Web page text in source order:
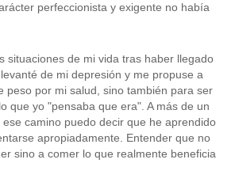
perfeccionista y exigente no había
situaciones de mi vida tras haber llegado
de mi depresión y me propuse a
peso por mi salud, sino también para ser
que yo "pensaba que era". A más de un
camino puedo decir que he aprendido
apropiadamente. Entender que no
sino a comer lo que realmente beneficia